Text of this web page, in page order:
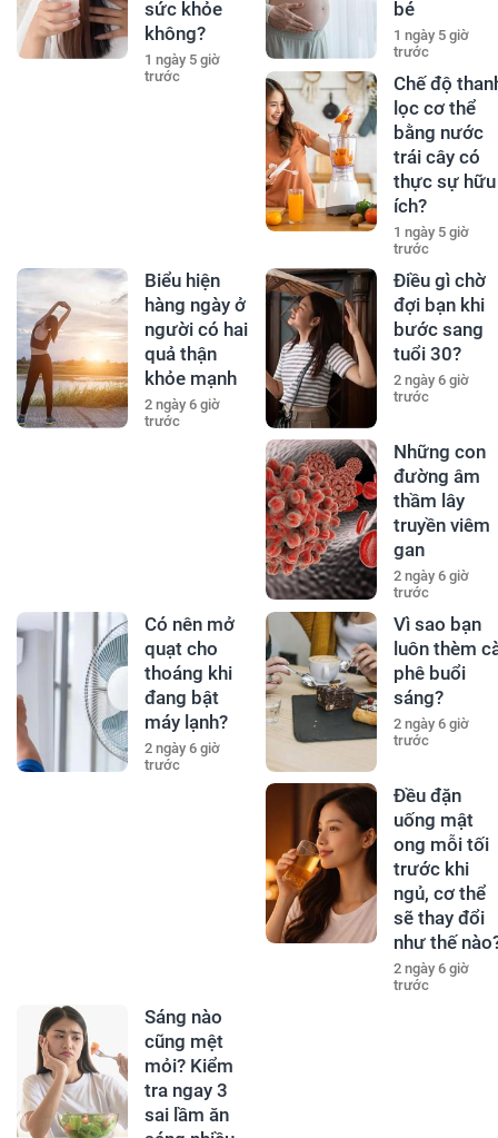
sức khỏe
không?
1 ngày 5 giờ
trước
bé
1 ngày 5 giờ
trước
Chế độ
lọc cơ thể
bằng nước
trái cây có
thực sự hữu
ích?
1 ngày 5 giờ
trước
Biểu hiện
hàng ngày ở
người có hai
quả thận
khỏe mạnh
2 ngày 6 giờ
trước
Điều gì chờ
đợi bạn khi
bước sang
tuổi 30?
2 ngày 6 giờ
trước
Những con
đường âm
thầm lây
truyền viêm
gan
2 ngày 6 giờ
trước
Có nên mở
quạt cho
thoáng khi
đang bật
máy lạnh?
2 ngày 6 giờ
trước
Vì sao bạn
luôn thèm
phê buổi
sáng?
2 ngày 6 giờ
trước
Đều đặn
uống mật
ong mỗi tối
trước khi
ngủ, cơ thể
sẽ thay đổi
như thế
2 ngày 6 giờ
trước
Sáng nào
cũng mệt
mỏi? Kiểm
tra ngay 3
sai lầm ăn